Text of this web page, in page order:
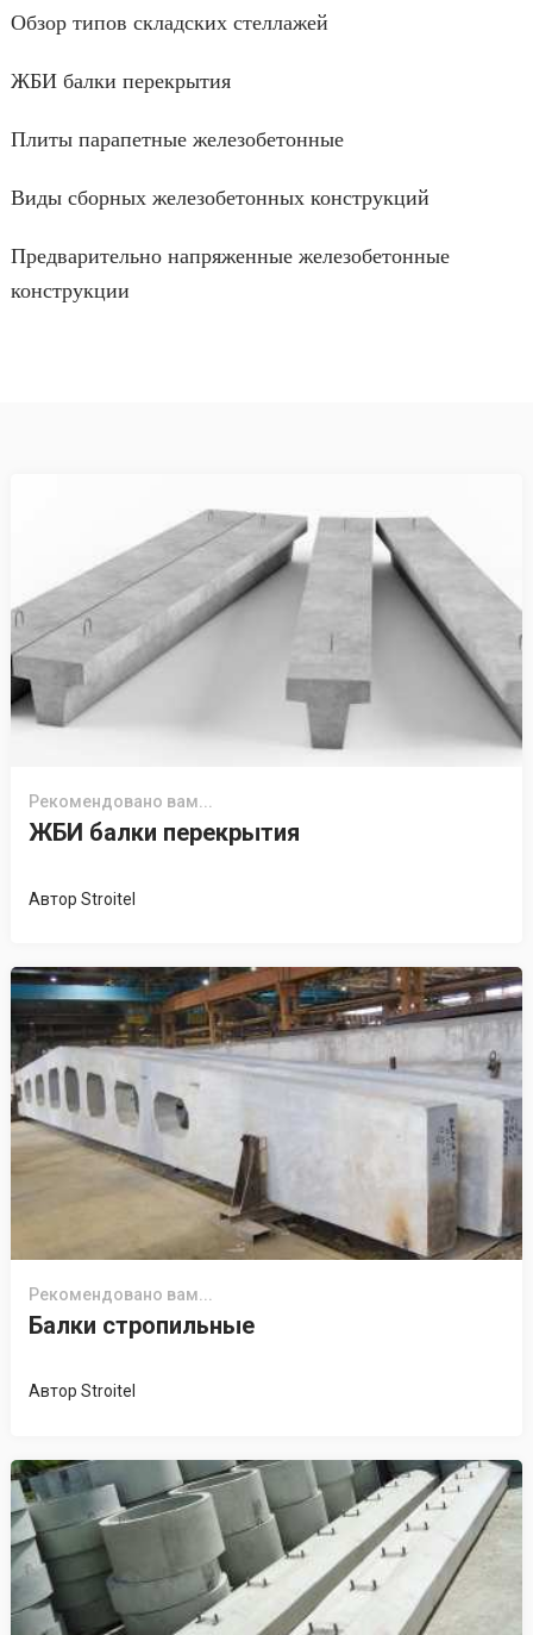
Обзор типов складских стеллажей
ЖБИ балки перекрытия
Плиты парапетные железобетонные
Виды сборных железобетонных конструкций
Предварительно напряженные железобетонные
конструкции
Рекомендовано вам...
ЖБИ балки перекрытия
Автор Stroitel
Рекомендовано вам...
Балки стропильные
Автор Stroitel